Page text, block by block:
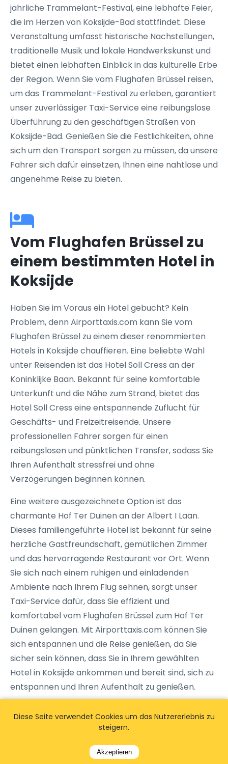
jährliche Trammelant-Festival, eine lebhafte Feier,
die im Herzen von Koksijde-Bad stattfindet. Diese
Veranstaltung umfasst historische Nachstellungen,
traditionelle Musik und lokale Handwerkskunst und
bietet einen lebhaften Einblick in das kulturelle Erbe
der Region. Wenn Sie vom Flughafen Brüssel reisen,
um das Trammelant-Festival zu erleben, garantiert
unser zuverlässiger Taxi-Service eine reibungslose
Überführung zu den geschäftigen Straßen von
Koksijde-Bad. Genießen Sie die Festlichkeiten, ohne
sich um den Transport sorgen zu müssen, da unsere
Fahrer sich dafür einsetzen, Ihnen eine nahtlose und
angenehme Reise zu bieten.
Vom Flughafen Brüssel zu
einem bestimmten Hotel in
Koksijde
Haben Sie im Voraus ein Hotel gebucht? Kein
Problem, denn Airporttaxis.com kann Sie vom
Flughafen Brüssel zu einem dieser renommierten
Hotels in Koksijde chauffieren. Eine beliebte Wahl
unter Reisenden ist das Hotel Soll Cress an der
Koninklijke Baan. Bekannt für seine komfortable
Unterkunft und die Nähe zum Strand, bietet das
Hotel Soll Cress eine entspannende Zuflucht für
Geschäfts- und Freizeitreisende. Unsere
professionellen Fahrer sorgen für einen
reibungslosen und pünktlichen Transfer, sodass Sie
Ihren Aufenthalt stressfrei und ohne
Verzögerungen beginnen können.
Eine weitere ausgezeichnete Option ist das
charmante Hof Ter Duinen an der Albert I Laan.
Dieses familiengeführte Hotel ist bekannt für seine
herzliche Gastfreundschaft, gemütlichen Zimmer
und das hervorragende Restaurant vor Ort. Wenn
Sie sich nach einem ruhigen und einladenden
Ambiente nach Ihrem Flug sehnen, sorgt unser
Taxi-Service dafür, dass Sie effizient und
komfortabel vom Flughafen Brüssel zum Hof Ter
Duinen gelangen. Mit Airporttaxis.com können Sie
sich entspannen und die Reise genießen, da Sie
sicher sein können, dass Sie in Ihrem gewählten
Hotel in Koksijde ankommen und bereit sind, sich zu
entspannen und Ihren Aufenthalt zu genießen.
Diese Seite verwendet Cookies um das Nutzererlebnis zu
steigern.
Akzeptieren